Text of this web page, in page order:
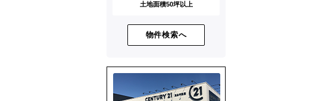
土地面積50坪以上
物件検索へ